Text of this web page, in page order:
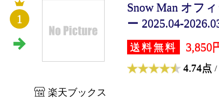
1
Snow Man オフ
ー 2025.04-
送料無料 3,850
4.74点 /
楽天ブックス